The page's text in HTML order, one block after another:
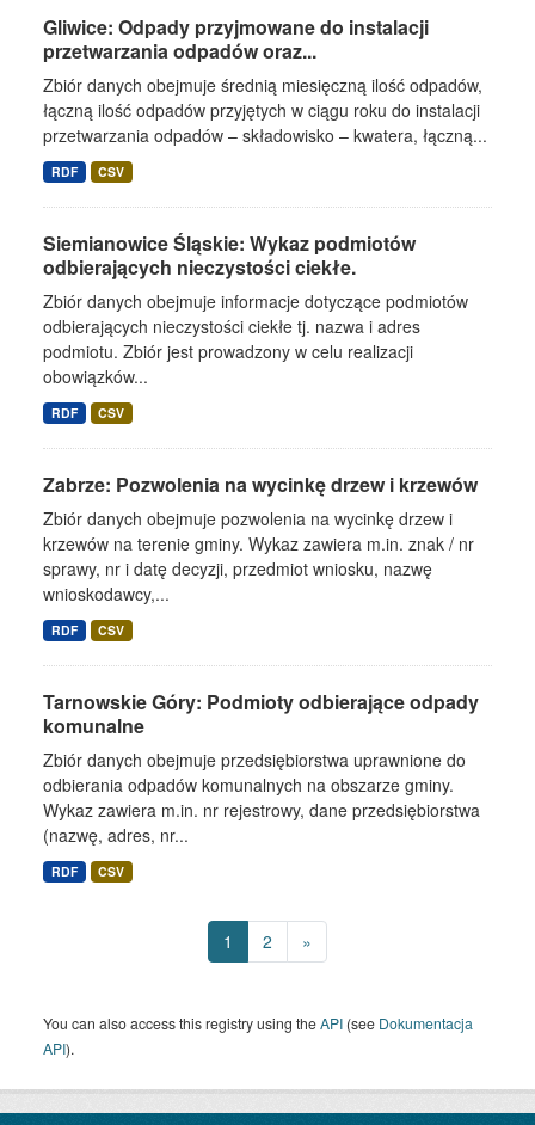
Gliwice: Odpady przyjmowane do instalacji
przetwarzania odpadów oraz...
Zbiór danych obejmuje średnią miesięczną ilość odpadów,
łączną ilość odpadów przyjętych w ciągu roku do instalacji
przetwarzania odpadów – składowisko – kwatera, łączną...
RDF CSV
Siemianowice Śląskie: Wykaz podmiotów
odbierających nieczystości ciekłe.
Zbiór danych obejmuje informacje dotyczące podmiotów
odbierających nieczystości ciekłe tj. nazwa i adres
podmiotu. Zbiór jest prowadzony w celu realizacji
obowiązków...
RDF CSV
Zabrze: Pozwolenia na wycinkę drzew i krzewów
Zbiór danych obejmuje pozwolenia na wycinkę drzew i
krzewów na terenie gminy. Wykaz zawiera m.in. znak / nr
sprawy, nr i datę decyzji, przedmiot wniosku, nazwę
wnioskodawcy,...
RDF CSV
Tarnowskie Góry: Podmioty odbierające odpady
komunalne
Zbiór danych obejmuje przedsiębiorstwa uprawnione do
odbierania odpadów komunalnych na obszarze gminy.
Wykaz zawiera m.in. nr rejestrowy, dane przedsiębiorstwa
(nazwę, adres, nr...
RDF CSV
1 2 »
You can also access this registry using theAPI (see Dokumentacja
API).